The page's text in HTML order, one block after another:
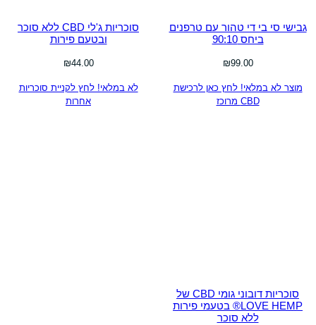
גבישי סי בי די טהור עם טרפנים
ביחס 90:10
₪99.00
מוצר לא במלאי! לחץ כאן לרכישת
CBD מרוכז
סוכריות ג'לי CBD ללא סוכר
ובטעם פירות
₪44.00
לא במלאי! לחץ לקניית סוכריות
אחרות
סוכריות דובוני גומי CBD של
LOVE HEMP® בטעמי פירות
ללא סוכר